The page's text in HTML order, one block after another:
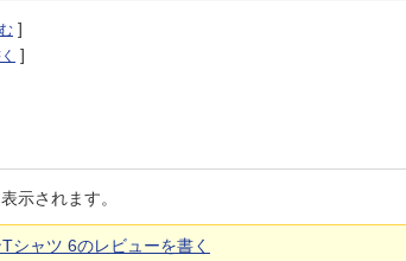
]
]
示されます。
シャツ 6のレビューを書く